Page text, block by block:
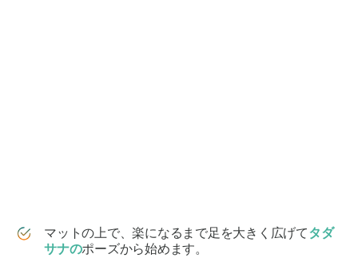
マットの上で、楽になるまで足を大きく広げてタダ
サナのポーズから始めます。